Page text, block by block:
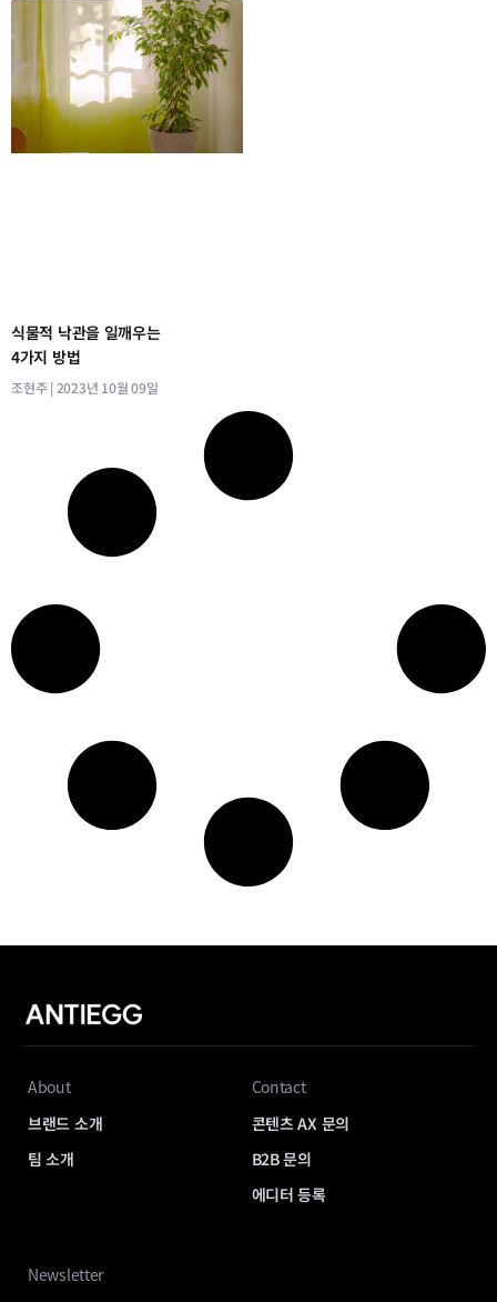
식물적 낙관을 일깨우는
4가지 방법
조현주 2023년 10월 09일
About
브랜드 소개
팀 소개
Contact
콘텐츠 AX 문의
B2B 문의
에디터 등록
Newsletter